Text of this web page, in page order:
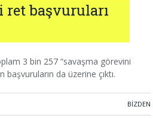
ret başvuruları
3 bin 257 “savaşma görevini
başvuruların da üzerine çıktı.
BIZDEN